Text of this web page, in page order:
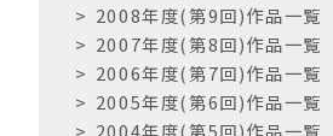
2008年度(第9回)作品一覧
2007年度(第8回)作品一覧
2006年度(第7回)作品一覧
2005年度(第6回)作品一覧
2004年度(第5回)作品一覧